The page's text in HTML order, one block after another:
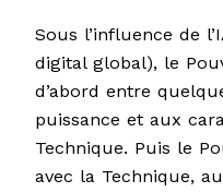
Sous l’influence de
digital global), le
d’abord entre
puissance et aux
Technique. Puis le
avec la Technique,